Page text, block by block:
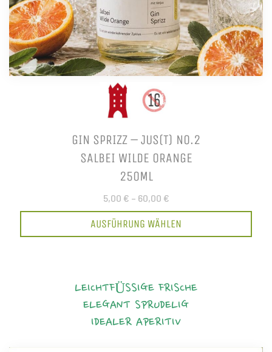
GIN SPRIZZ – JUS(T) NO.2
SALBEI WILDE ORANGE
250ML
5,00 € – 60,00 €
AUSFÜHRUNG WÄHLEN
LEICHTFÜSSIGE FRISCHE
ELEGANT SPRUDELIG
IDEALER APERITIV